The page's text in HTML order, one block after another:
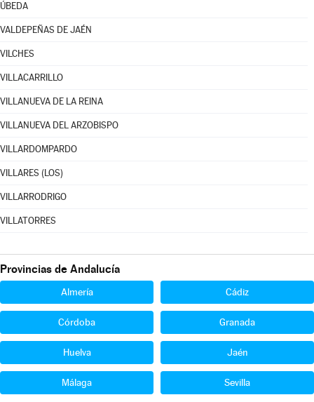
ÚBEDA
VALDEPEÑAS DE JAÉN
VILCHES
VILLACARRILLO
VILLANUEVA DE LA REINA
VILLANUEVA DEL ARZOBISPO
VILLARDOMPARDO
VILLARES (LOS)
VILLARRODRIGO
VILLATORRES
Provincias de Andalucía
Almería Cádiz
Córdoba Granada
Huelva Jaén
Málaga Sevilla